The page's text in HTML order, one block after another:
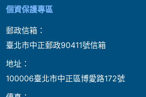
個資保護專區
郵政信箱：
臺北市中正郵政90411號信箱
地址：
100006臺北市中正區博愛路172號